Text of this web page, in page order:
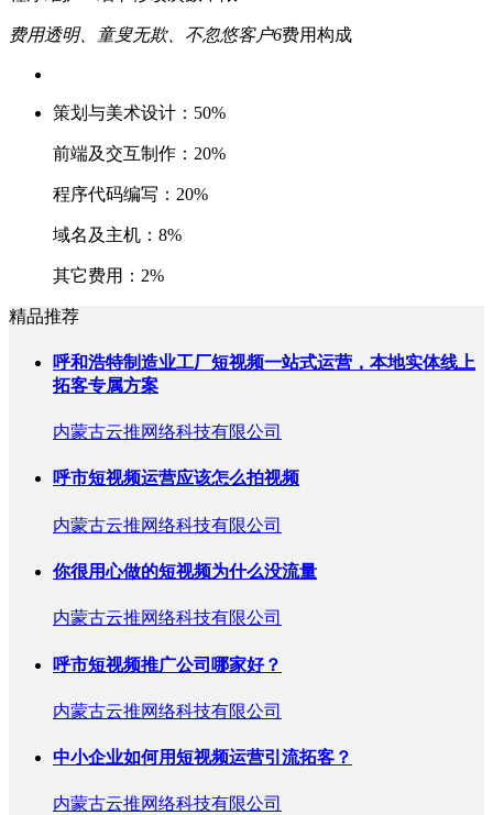
费用透明、童叟无欺、不忽悠客户6费用构成
策划与美术设计：50%
前端及交互制作：20%
程序代码编写：20%
域名及主机：8%
其它费用：2%
精品推荐
呼和浩特制造业工厂短视频一站式运营，本地实体线上
拓客专属方案
内蒙古云推网络科技有限公司
呼市短视频运营应该怎么拍视频
内蒙古云推网络科技有限公司
你很用心做的短视频为什么没流量
内蒙古云推网络科技有限公司
呼市短视频推广公司哪家好？
内蒙古云推网络科技有限公司
中小企业如何用短视频运营引流拓客？
内蒙古云推网络科技有限公司